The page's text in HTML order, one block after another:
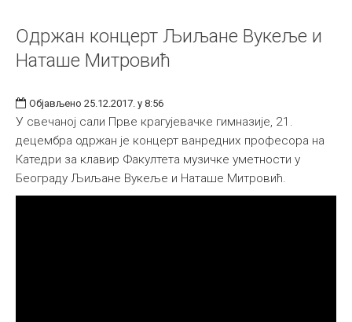
Одржан концерт Љиљане Вукеље и
Наташе Митровић
Објављено 25.12.2017. у 8:56
У свечаној сали Прве крагујевачке гимназије, 21.
децембра одржан је концерт ванредних професора на
Катедри за клавир Факултета музичке уметности у
Београду Љиљане Вукеље и Наташе Митровић.